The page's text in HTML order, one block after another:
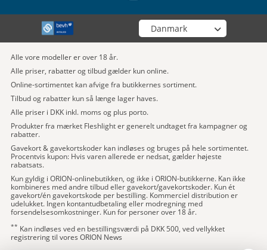
Vælg din butik
Alle vore modeller er over 18 år.
Alle priser, rabatter og tilbud gælder kun online.
Online-sortimentet kan afvige fra butikkernes sortiment.
Tilbud og rabatter kun så længe lager haves.
Alle priser i DKK inkl. moms og plus porto.
Produkter fra mærket Fleshlight er generelt undtaget fra kampagner og
rabatter.
Gavekort & gavekortskoder kan indløses og bruges på hele sortimentet.
Procentvis kupon: Hvis varen allerede er nedsat, gælder højeste
rabatsats.
Kun gyldig i ORION-onlinebutikken, og ikke i ORION-butikkerne. Kan ikke
kombineres med andre tilbud eller gavekort/gavekortskoder. Kun ét
gavekort/én gavekortskode per bestilling. Kommerciel distribution er
udelukket. Ingen kontantudbetaling eller modregning med
forsendelsesomkostninger. Kun for personer over 18 år.
** Kan indløses ved en bestillingsværdi på DKK 500, ved vellykket
registrering til vores ORION News